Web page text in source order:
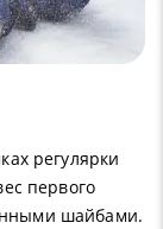
регулярки
первого
шайбами.